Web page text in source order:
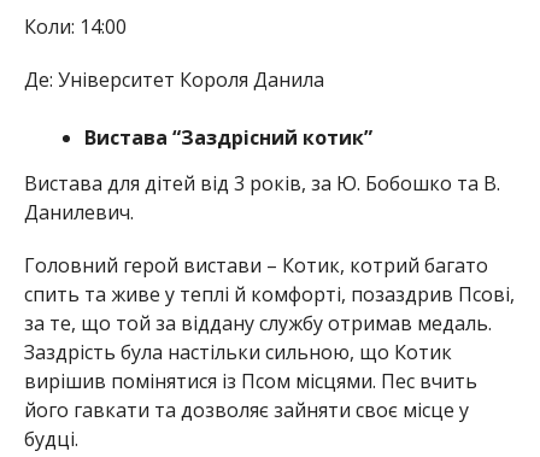
Коли: 14:00
Де: Університет Короля Данила
Вистава “Заздрісний котик”
Вистава для дітей від 3 років, за Ю. Бобошко та В.
Данилевич.
Головний герой вистави – Котик, котрий багато
спить та живе у теплі й комфорті, позаздрив Псові,
за те, що той за віддану службу отримав медаль.
Заздрість була настільки сильною, що Котик
вирішив помінятися із Псом місцями. Пес вчить
його гавкати та дозволяє зайняти своє місце у
будці.